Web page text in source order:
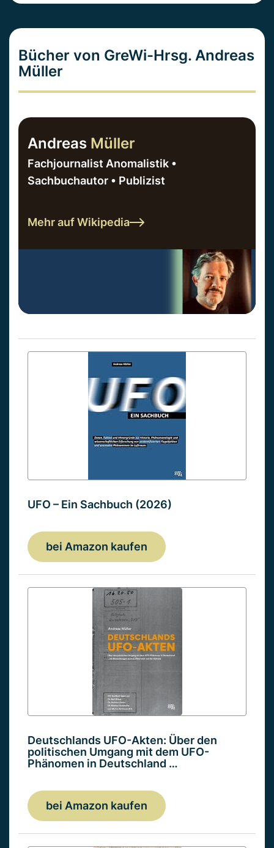
Bücher von GreWi-Hrsg. Andreas
Müller
Andreas Müller
Fachjournalist Anomalistik •
Sachbuchautor • Publizist
Mehr auf Wikipedia
UFO – Ein Sachbuch (2026)
bei Amazon kaufen
Deutschlands UFO-Akten: Über den
politischen Umgang mit dem UFO-
Phänomen in Deutschland …
bei Amazon kaufen